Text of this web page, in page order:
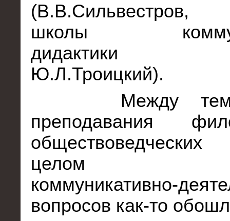
(В.В.Сильвестров,
школы
дидактики
Ю.Л.Троицкий).
Между
преподавания
целом
коммуникативно-
вопросов как-то